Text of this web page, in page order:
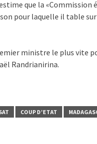
que la
pour laquelle il table
ministre le plus vite
Randrianirina.
COUP D’ETAT